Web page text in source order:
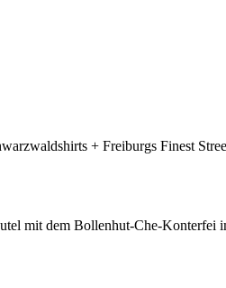
+ Freiburgs Finest
mit dem Bollenhut-Che-Konterfei